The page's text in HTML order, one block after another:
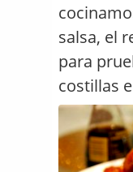
salsa, el
para
costillas